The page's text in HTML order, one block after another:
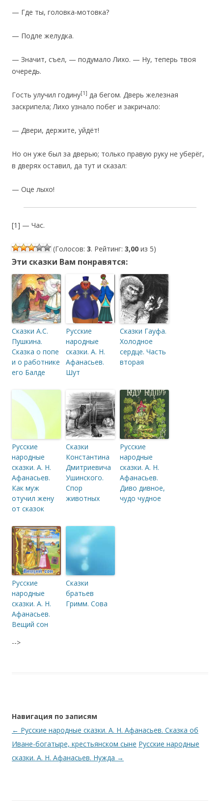
— Где ты, головка-мотовка?
— Подле желудка.
— Значит, съел, — подумало Лихо. — Ну, теперь твоя
очередь.
Гость улучил годину[1] да бегом. Дверь железная
заскрипела; Лихо узнало побег и закричало:
— Двери, держите, уйдёт!
Но он уже был за дверью; только правую руку не уберёг,
в дверях оставил, да тут и сказал:
— Оце лыхо!
[1] — Час.
(Голосов: 3. Рейтинг: 3,00 из 5)
Эти сказки Вам понравятся:
Сказки А.С.
Пушкина.
Сказка о попе
и о работнике
его Балде
Русские
народные
сказки. А. Н.
Афанасьев.
Шут
Сказки Гауфа.
Холодное
сердце. Часть
вторая
Русские
народные
сказки. А. Н.
Афанасьев.
Как муж
отучил жену
от сказок
Сказки
Константина
Дмитриевича
Ушинского.
Спор
животных
Русские
народные
сказки. А. Н.
Афанасьев.
Диво дивное,
чудо чудное
Русские
народные
сказки. А. Н.
Афанасьев.
Вещий сон
Сказки
братьев
Гримм. Сова
-->
Навигация по записям
← Русские народные сказки. А. Н. Афанасьев. Сказка об
Иване-богатыре, крестьянском сыне Русские народные
сказки. А. Н. Афанасьев. Нужда →